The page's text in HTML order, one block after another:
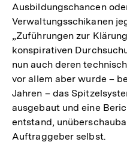
Ausbildungschancen
Verwaltungsschikanen
„Zuführungen zur
konspirativen
nun auch deren
vor allem aber wurde –
Jahren – das
ausgebaut und eine
entstand,
Auftraggeber selbst.